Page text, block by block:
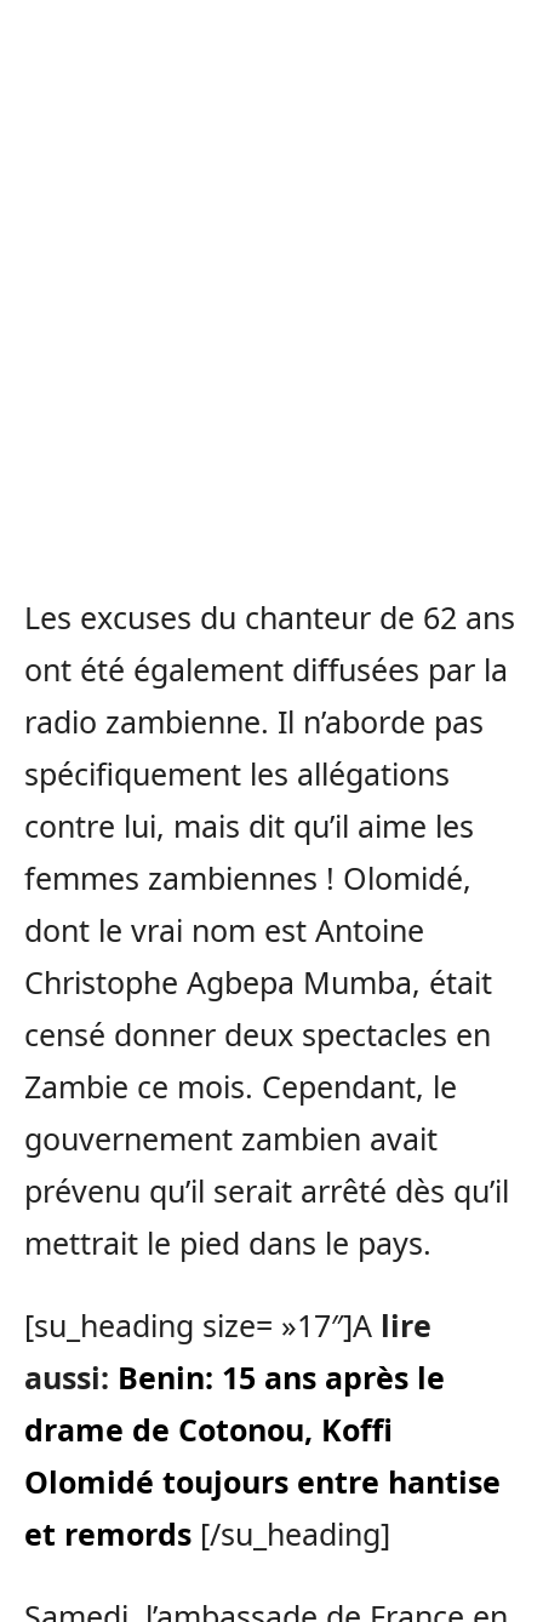
Les excuses du chanteur de 62 ans
ont été également diffusées par la
radio zambienne. Il n’aborde pas
spécifiquement les allégations
contre lui, mais dit qu’il aime les
femmes zambiennes ! Olomidé,
dont le vrai nom est Antoine
Christophe Agbepa Mumba, était
censé donner deux spectacles en
Zambie ce mois. Cependant, le
gouvernement zambien avait
prévenu qu’il serait arrêté dès qu’il
mettrait le pied dans le pays.
[su_heading size= »17″]A lire
aussi: Benin: 15 ans après le
drame de Cotonou, Koffi
Olomidé toujours entre hantise
et remords [/su_heading]